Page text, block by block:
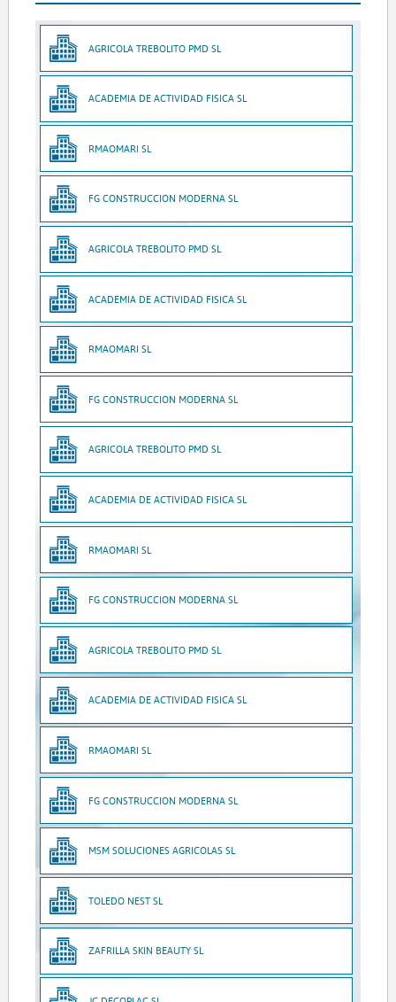
AGRICOLA TREBOLITO PMD SL
ACADEMIA DE ACTIVIDAD FISICA SL
RMAOMARI SL
FG CONSTRUCCION MODERNA SL
AGRICOLA TREBOLITO PMD SL
ACADEMIA DE ACTIVIDAD FISICA SL
RMAOMARI SL
FG CONSTRUCCION MODERNA SL
AGRICOLA TREBOLITO PMD SL
ACADEMIA DE ACTIVIDAD FISICA SL
RMAOMARI SL
FG CONSTRUCCION MODERNA SL
AGRICOLA TREBOLITO PMD SL
ACADEMIA DE ACTIVIDAD FISICA SL
RMAOMARI SL
FG CONSTRUCCION MODERNA SL
MSM SOLUCIONES AGRICOLAS SL
TOLEDO NEST SL
ZAFRILLA SKIN BEAUTY SL